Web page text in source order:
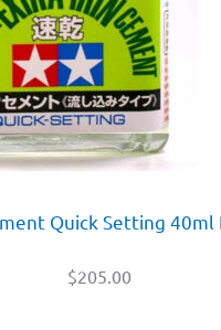
Quick Setting 40ml
$205.00